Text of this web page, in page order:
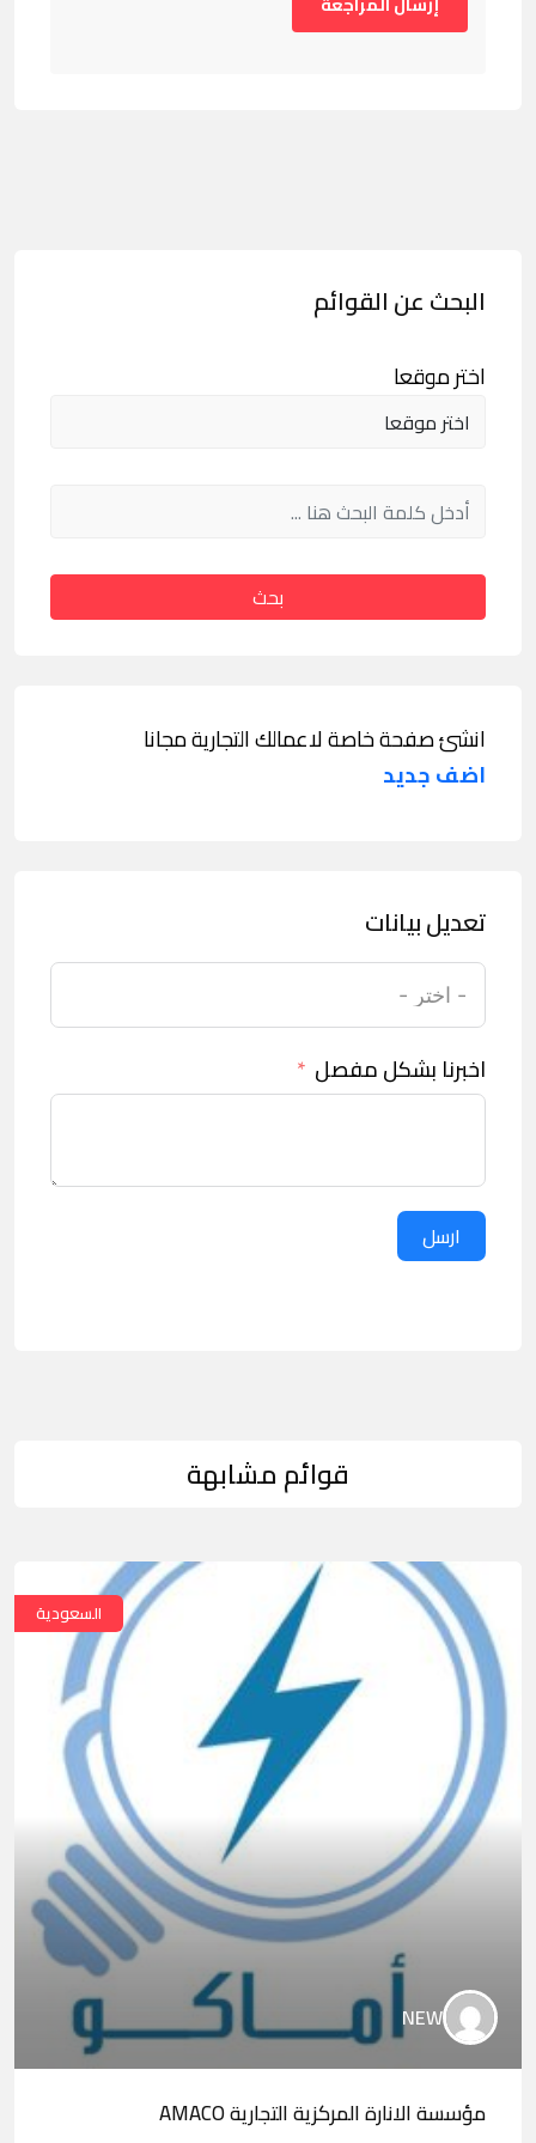
البحث عن القوائم
اختر موقعا
بحث
انشئ صفحة خاصة لاعمالك التجارية مجانا
اضف جديد
تعديل بيانات
اخبرنا بشكل مفصل
ارسل
قوائم مشابهة
السعودية
NEW
مؤسسة الانارة المركزية التجارية AMACO